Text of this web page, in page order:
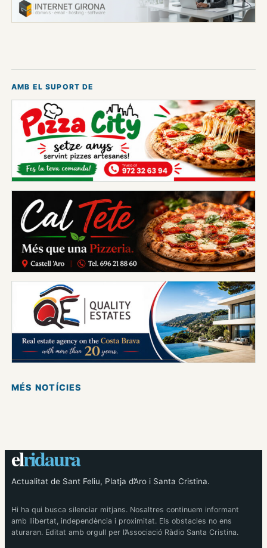
AMB EL SUPORT DE
MÉS NOTÍCIES
elridaura
Actualitat de Sant Feliu, Platja d’Aro i Santa Cristina.
Hi ha qui busca silenciar mitjans. Nosaltres continuem informant
amb llibertat, independència i proximitat. Els obstacles no ens
aturaran. Editat amb orgull per l’Associació Ràdio Santa Cristina.